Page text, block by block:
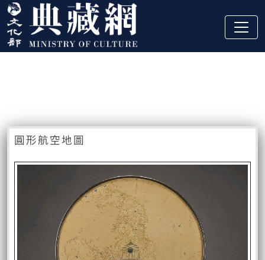
跳到主要內容
:::
圓形航空地圖